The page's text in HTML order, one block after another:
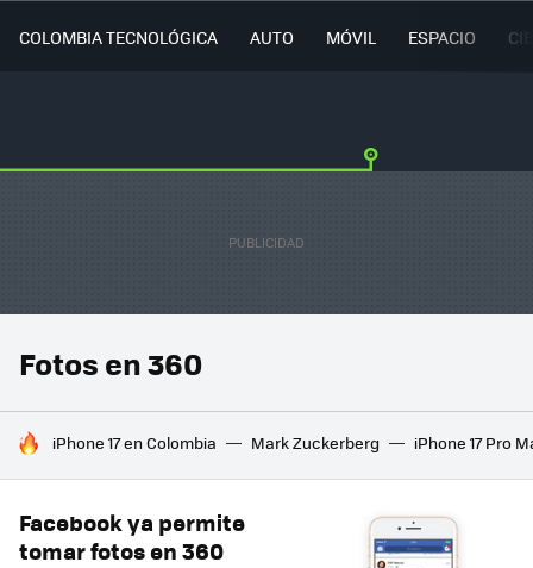
COLOMBIA TECNOLÓGICA AUTO MÓVIL ESPACIO
Fotos en 360
HOY SE HABLA DE
iPhone 17 en Colombia Mark Zuckerberg iPhone 17 Pro
Facebook ya permite
tomar fotos en 360